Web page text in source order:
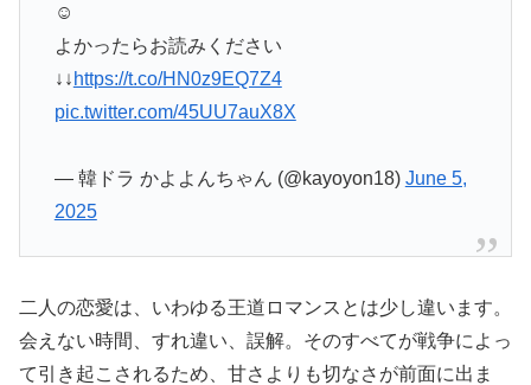
☺
よかったらお読みください
↓↓ https://t.co/HN0z9EQ7Z4
pic.twitter.com/45UU7auX8X
— 韓ドラ かよよんちゃん (@kayoyon18) June 5,
2025
二人の恋愛は、いわゆる王道ロマンスとは少し違います。
会えない時間、すれ違い、誤解。そのすべてが戦争によっ
て引き起こされるため、甘さよりも切なさが前面に出ま